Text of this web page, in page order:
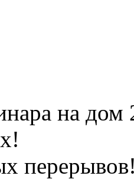
на дом